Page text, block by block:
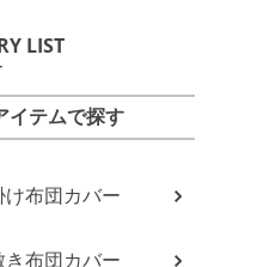
LIST
イテムで探す
け布団カバー
き布団カバー